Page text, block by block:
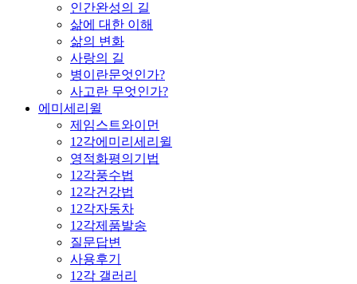
인간완성의 길
삶에 대한 이해
삶의 변화
사랑의 길
병이란문엇인가?
사고란 무엇인가?
에미세리윌
제임스트와이먼
12각에미리세리윌
영적화평의기법
12각풍수법
12각건강법
12각자동차
12각제품발송
질문답변
사용후기
12각 갤러리